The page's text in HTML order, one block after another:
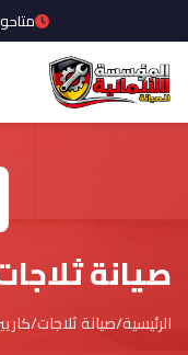
متاحون
صيانة
الرئيسية/صيانة ثلاجات/